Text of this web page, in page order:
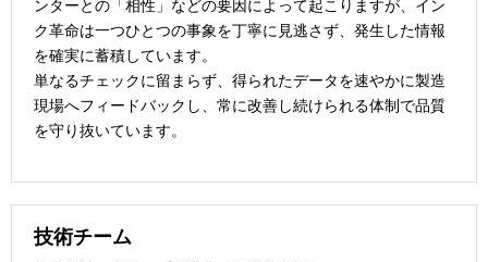
ンターとの「相性」などの要因によって起こりますが、イン
ク革命は一つひとつの事象を丁寧に見逃さず、発生した情報
を確実に蓄積しています。
単なるチェックに留まらず、得られたデータを速やかに製造
現場へフィードバックし、常に改善し続けられる体制で品質
を守り抜いています。
技術チーム